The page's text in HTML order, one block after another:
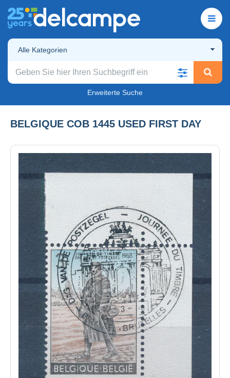
Alle Kategorien
Erweiterte Suche
BELGIQUE COB 1445 USED FIRST DAY